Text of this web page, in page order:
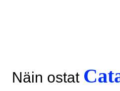
Näin ostat